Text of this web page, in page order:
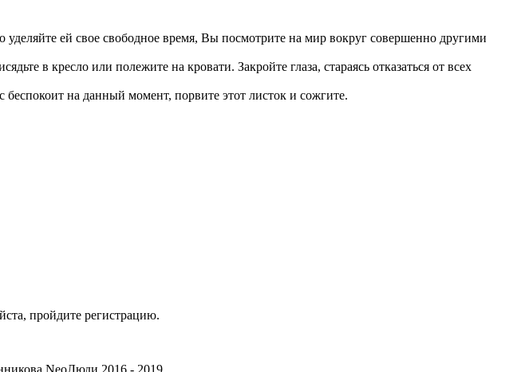
ей свое свободное время, Вы посмотрите на мир вокруг совершенно другими
в кресло или полежите на кровати. Закройте глаза, стараясь отказаться от всех
на данный момент, порвите этот листок и сожгите.
пройдите регистрацию.
NeoЛюди 2016 - 2019